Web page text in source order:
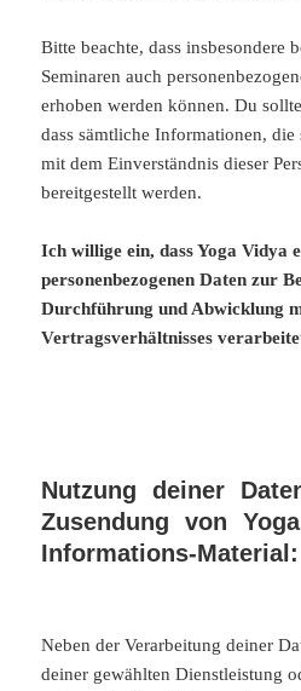
Bitte beachte, dass insbesondere
Seminaren auch
erhoben werden können. Du
dass sämtliche Informationen,
mit dem Einverständnis dieser
bereitgestellt werden.
Ich willige ein, dass Yoga Vidya
personenbezogenen Daten zur
Durchführung und Abwicklung
Vertragsverhältnisses
Nutzung deiner
Zusendung von
Informations-Material:
Neben der Verarbeitung deiner
deiner gewählten Dienstleistung